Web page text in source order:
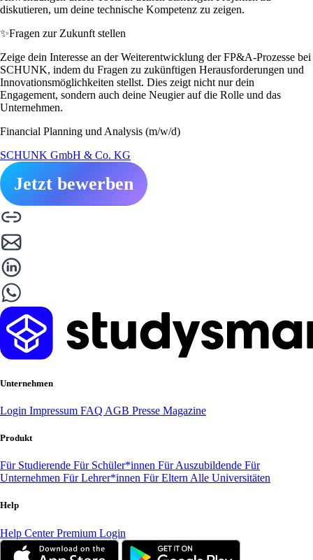
diskutieren, um deine technische Kompetenz zu zeigen.
✨Fragen zur Zukunft stellen
Zeige dein Interesse an der Weiterentwicklung der FP&A-Prozesse bei
SCHUNK, indem du Fragen zu zukünftigen Herausforderungen und
Innovationsmöglichkeiten stellst. Dies zeigt nicht nur dein
Engagement, sondern auch deine Neugier auf die Rolle und das
Unternehmen.
Financial Planning und Analysis (m/w/d)
SCHUNK GmbH & Co. KG
Jetzt bewerben
Unternehmen
Login Impressum FAQ AGB Presse Magazine
Produkt
Für Studierende Für Schüler*innen Für Auszubildende Für
Unternehmen Für Lehrer*innen Für Eltern Alle Universitäten
Help
Help CenterPremium Login